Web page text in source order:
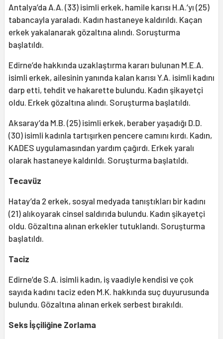
Antalya’da A.A. (33) isimli erkek, hamile karısı H.A.’yı (25)
tabancayla yaraladı. Kadın hastaneye kaldırıldı. Kaçan
erkek yakalanarak gözaltına alındı. Soruşturma
başlatıldı.
Edirne’de hakkında uzaklaştırma kararı bulunan M.E.A.
isimli erkek, ailesinin yanında kalan karısı Y.A. isimli kadını
darp etti, tehdit ve hakarette bulundu. Kadın şikayetçi
oldu. Erkek gözaltına alındı. Soruşturma başlatıldı.
Aksaray’da M.B. (25) isimli erkek, beraber yaşadığı D.D.
(30) isimli kadınla tartışırken pencere camını kırdı. Kadın,
KADES uygulamasından yardım çağırdı. Erkek yaralı
olarak hastaneye kaldırıldı. Soruşturma başlatıldı.
Tecavüz
Hatay’da 2 erkek, sosyal medyada tanıştıkları bir kadını
(21) alıkoyarak cinsel saldırıda bulundu. Kadın şikayetçi
oldu. Gözaltına alınan erkekler tutuklandı. Soruşturma
başlatıldı.
Taciz
Edirne’de S.A. isimli kadın, iş vaadiyle kendisi ve çok
sayıda kadını taciz eden M.K. hakkında suç duyurusunda
bulundu. Gözaltına alınan erkek serbest bırakıldı.
Seks İşçiliğine Zorlama